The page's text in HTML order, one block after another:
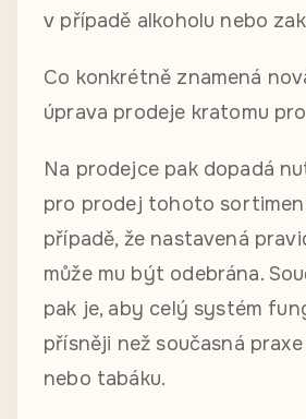
v případě alkoholu nebo
Co konkrétně znamená
úprava prodeje kratomu
Na prodejce pak dopadá
pro prodej tohoto
případě, že nastavená
může mu být odebrána.
pak je, aby celý systém
přísněji než současná
nebo tabáku.